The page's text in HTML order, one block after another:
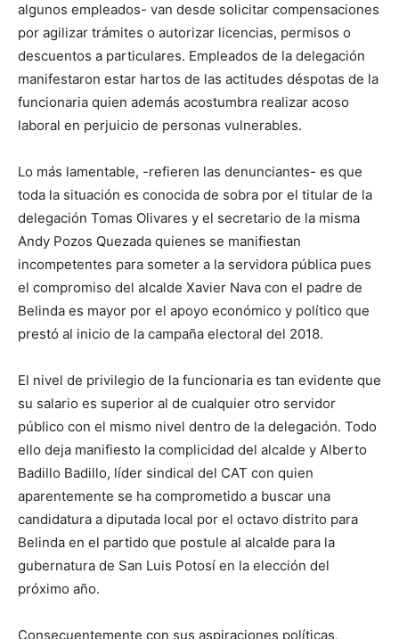
algunos empleados- van desde solicitar compensaciones
por agilizar trámites o autorizar licencias, permisos o
descuentos a particulares. Empleados de la delegación
manifestaron estar hartos de las actitudes déspotas de la
funcionaria quien además acostumbra realizar acoso
laboral en perjuicio de personas vulnerables.
Lo más lamentable, -refieren las denunciantes- es que
toda la situación es conocida de sobra por el titular de la
delegación Tomas Olivares y el secretario de la misma
Andy Pozos Quezada quienes se manifiestan
incompetentes para someter a la servidora pública pues
el compromiso del alcalde Xavier Nava con el padre de
Belinda es mayor por el apoyo económico y político que
prestó al inicio de la campaña electoral del 2018.
El nivel de privilegio de la funcionaria es tan evidente que
su salario es superior al de cualquier otro servidor
público con el mismo nivel dentro de la delegación. Todo
ello deja manifiesto la complicidad del alcalde y Alberto
Badillo Badillo, líder sindical del CAT con quien
aparentemente se ha comprometido a buscar una
candidatura a diputada local por el octavo distrito para
Belinda en el partido que postule al alcalde para la
gubernatura de San Luis Potosí en la elección del
próximo año.
Consecuentemente con sus aspiraciones políticas,